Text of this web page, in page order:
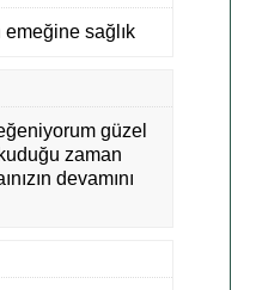
sağlık
güzel
zaman
devamını